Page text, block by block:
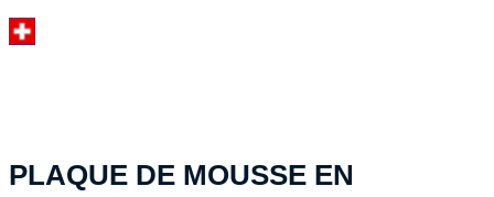
PLAQUE DE MOUSSE EN